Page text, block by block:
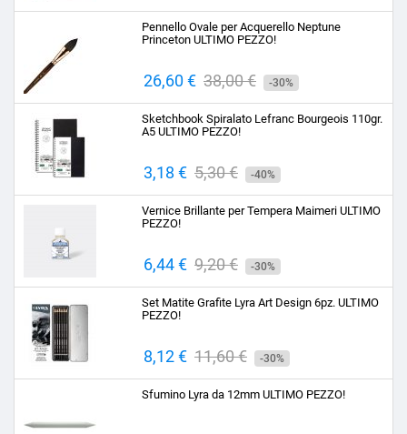
base
Pennello Ovale per Acquerello Neptune
Princeton ULTIMO PEZZO!
Prezzo
26,60 € Prezzo
base
38,00 € -30%
Sketchbook Spiralato Lefranc Bourgeois 110gr.
A5 ULTIMO PEZZO!
Prezzo
3,18 € Prezzo
base
5,30 € -40%
Vernice Brillante per Tempera Maimeri ULTIMO
PEZZO!
Prezzo
6,44 € Prezzo
base
9,20 € -30%
Set Matite Grafite Lyra Art Design 6pz. ULTIMO
PEZZO!
Prezzo
8,12 € Prezzo
base
11,60 € -30%
Sfumino Lyra da 12mm ULTIMO PEZZO!